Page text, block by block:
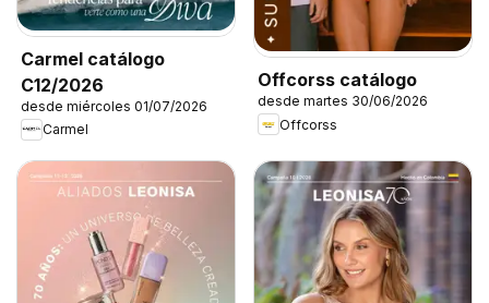
Carmel catálogo
C12/2026
desde miércoles 01/07/2026
Carmel
Offcorss catálogo
desde martes 30/06/2026
Offcorss